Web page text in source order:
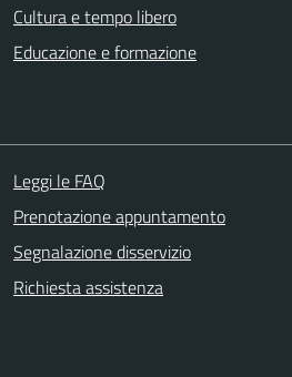
Cultura e tempo libero
Educazione e formazione
Leggi le FAQ
Prenotazione appuntamento
Segnalazione disservizio
Richiesta assistenza